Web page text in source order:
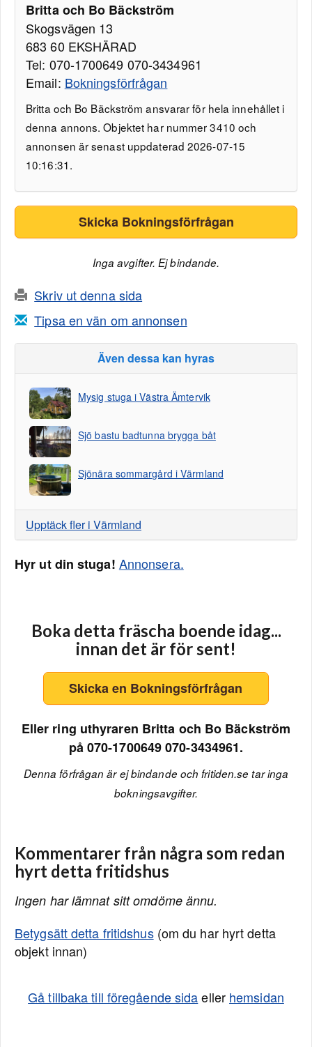
Britta och Bo Bäckström
Skogsvägen 13
683 60 EKSHÄRAD
Tel: 070-1700649 070-3434961
Email: Bokningsförfrågan
Britta och Bo Bäckström ansvarar för hela innehållet i
denna annons. Objektet har nummer 3410 och
annonsen är senast uppdaterad 2026-07-15
10:16:31.
Skicka Bokningsförfrågan
Inga avgifter. Ej bindande.
Skriv ut denna sida
Tipsa en vän om annonsen
Även dessa kan hyras
Mysig stuga i Västra Ämtervik
Sjö bastu badtunna brygga båt
Sjönära sommargård i Värmland
Upptäck fler i Värmland
Hyr ut din stuga! Annonsera.
Boka detta fräscha boende idag...
innan det är för sent!
Skicka en Bokningsförfrågan
Eller ring uthyraren Britta och Bo Bäckström
på 070-1700649 070-3434961.
Denna förfrågan är ej bindande och fritiden.se tar inga
bokningsavgifter.
Kommentarer från några som redan
hyrt detta fritidshus
Ingen har lämnat sitt omdöme ännu.
Betygsätt detta fritidshus(om du har hyrt detta
objekt innan)
Gå tillbaka till föregående sidaeller hemsidan